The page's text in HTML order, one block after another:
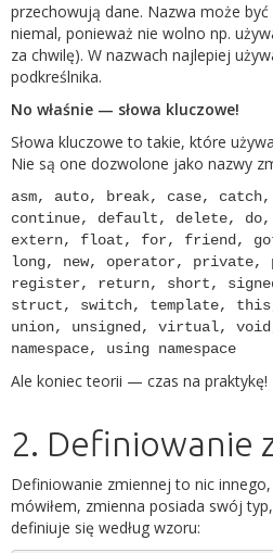
przechowują dane. Nazwa może
niemal, ponieważ nie wolno np.
za chwilę). W nazwach najlepiej
podkreślnika.
No właśnie — słowa kluczowe!
Słowa kluczowe to takie, które
Nie są one dozwolone jako nazwy
asm, auto, break, case,
continue, default, delete, do,
extern, float, for, friend,
long, new, operator, private,
register, return, short,
struct, switch, template,
union, unsigned, virtual,
namespace, using namespace
Ale koniec teorii — czas na praktykę!
2. Definiowanie
Definiowanie zmiennej to nic
mówiłem, zmienna posiada swój
definiuje się według wzoru: